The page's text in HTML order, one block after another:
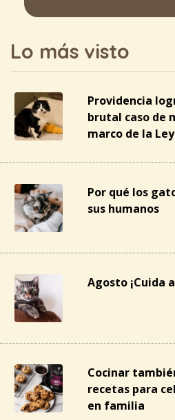
Lo más visto
Providencia
brutal caso de
marco de la
Por qué los
sus humanos
Agosto ¡Cuida
Cocinar
recetas para
en familia